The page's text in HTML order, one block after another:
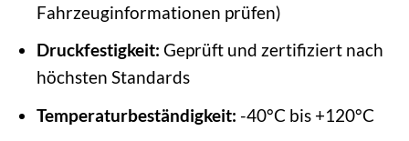
Fahrzeuginformationen prüfen)
Druckfestigkeit: Geprüft und zertifiziert nach
höchsten Standards
Temperaturbeständigkeit: -40°C bis +120°C